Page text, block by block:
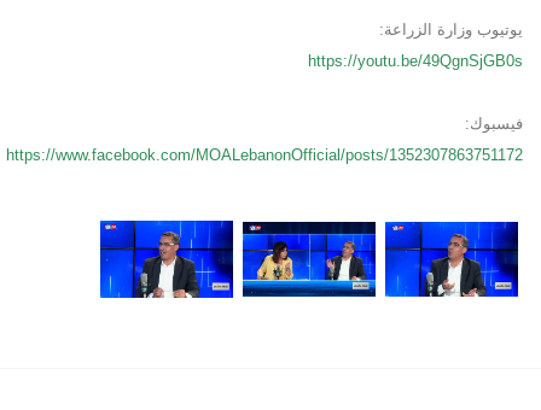
يوتيوب وزارة الزراعة:
https://youtu.be/49QgnSjGB0s
فيسبوك:
https://www.facebook.com/MOALebanonOfficial/posts/1352307863751172